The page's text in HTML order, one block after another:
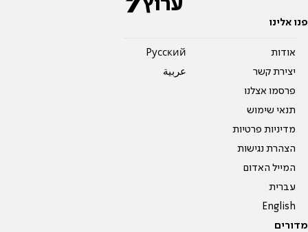
פנו אלינו
אודות
יצירת קשר
פרסמו אצלנו
תנאי שימוש
מדיניות פרטיות
הצהרת נגישות
המייל האדום
עברית
English
Pусский
عربية
מדורים